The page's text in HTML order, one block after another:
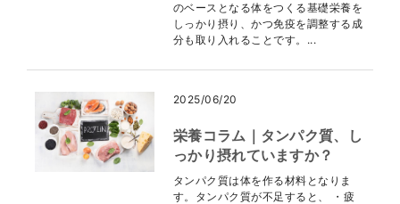
のベースとなる体をつくる基礎栄養を
しっかり摂り、かつ免疫を調整する成
分も取り入れることです。...
2025/06/20
栄養コラム｜タンパク質、し
っかり摂れていますか？
タンパク質は体を作る材料となりま
す。タンパク質が不足すると、 ・疲